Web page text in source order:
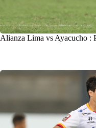
Alianza Lima vs Ayacucho :